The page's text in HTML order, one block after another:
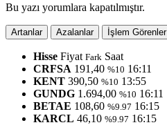
Bu yazı yorumlara kapatılmıştır.
Artanlar Azalanlar İşlem Görenler
Hisse Fiyat Fark Saat
CRFSA 191,40 %10 16:11
KENT 390,50 %10 13:55
GUNDG 1.694,00 %10 16:11
BETAE 108,60 %9.97 16:15
KARCL 46,10 %9.97 16:15